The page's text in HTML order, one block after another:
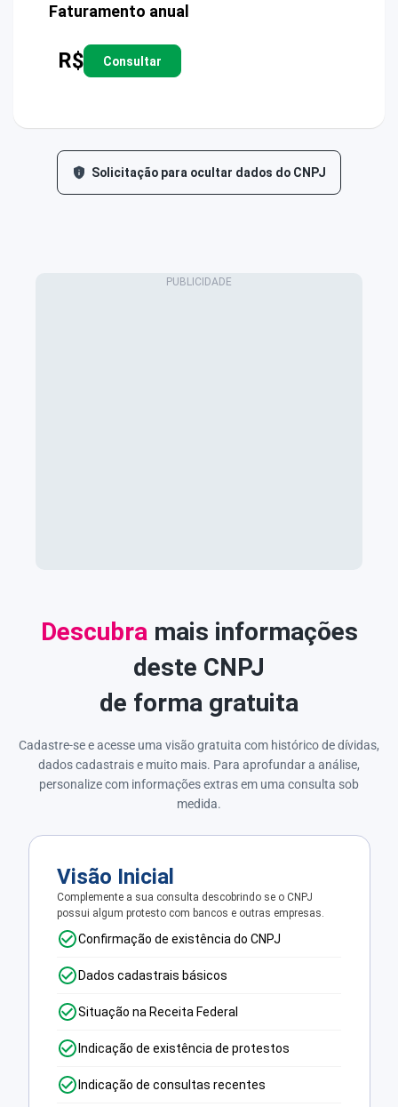
Faturamento anual
R$ Consultar
Solicitação para ocultar dados do CNPJ
Descubramais informações
deste CNPJ
de forma gratuita
Cadastre-se e acesse uma visão gratuita com histórico de dívidas,
dados cadastrais e muito mais. Para aprofundar a análise,
personalize com informações extras em uma consulta sob
medida.
Visão Inicial
Complemente a sua consulta descobrindo se o CNPJ
possui algum protesto com bancos e outras empresas.
Confirmação de existência do CNPJ
Dados cadastrais básicos
Situação na Receita Federal
Indicação de existência de protestos
Indicação de consultas recentes